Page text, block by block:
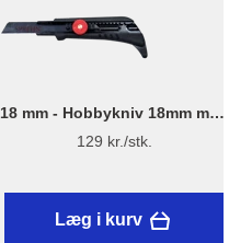
18 mm - Hobbykniv 18mm med
skruelås og tæppehage
129 kr./stk.
Læg i kurv